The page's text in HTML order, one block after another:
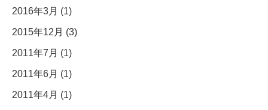
2016年3月 (1)
2015年12月 (3)
2011年7月 (1)
2011年6月 (1)
2011年4月 (1)